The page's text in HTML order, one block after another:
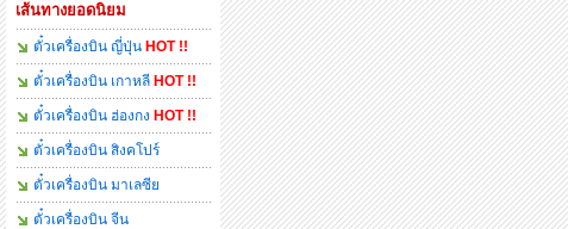
เส้นทางยอดนิยม
ตั๋วเครื่องบิน ญี่ปุ่น HOT !!
ตั๋วเครื่องบิน เกาหลี HOT !!
ตั๋วเครื่องบิน ฮ่องกง HOT !!
ตั๋วเครื่องบิน สิงคโปร์
ตั๋วเครื่องบิน มาเลซีย
ตั๋วเครื่องบิน จีน